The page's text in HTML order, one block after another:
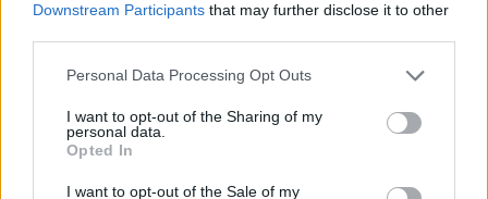
Downstream Participants that may further disclose it to other
Personal Data Processing Opt Outs
I want to opt-out of the Sharing of my
personal data.
Opted In
I want to opt-out of the Sale of my